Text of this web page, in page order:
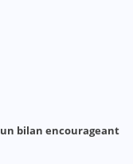
un bilan encourageant